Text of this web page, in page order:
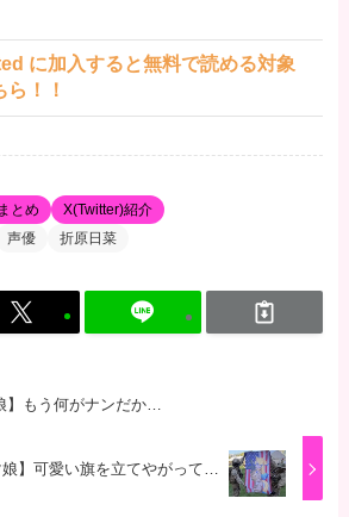
に加入すると無料で読める対象
！！
とめ
X(Twitter)紹介
声優 折原日菜
】もう何がナンだか…
娘】可愛い旗を立てやがって…